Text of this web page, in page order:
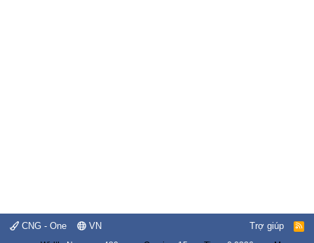
CNG - One VN Trợ giúp
R